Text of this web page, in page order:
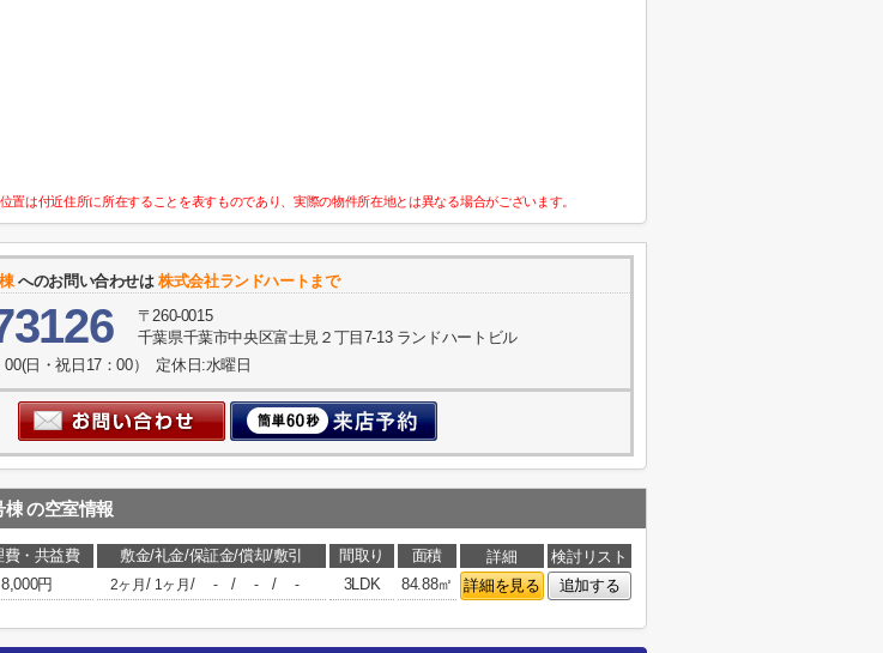
置は付近住所に所在することを表すものであり、実際の物件所在地とは異なる場合がございます。
へのお問い合わせは株式会社ランドハートまで
〒260-0015
千葉県千葉市中央区富士見２丁目7-13 ランドハートビル
00(日・祝日17：00） 定休日:水曜日
棟の空室情報
費・共益費 敷金/礼金/保証金/償却/敷引 間取り 面積 詳細
検討リスト
8,000円 2ヶ月 / 1ヶ月 / - / - / - 3LDK 84.88㎡ 詳細を見る 追加する